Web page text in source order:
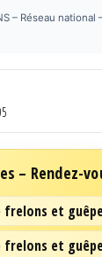
– Réseau
– Rendez-
frelons et
et